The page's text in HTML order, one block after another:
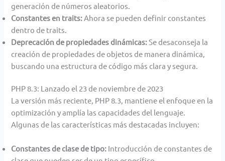
generación de números aleatorios.
Constantes en traits: Ahora se pueden definir constantes
dentro de traits.
Deprecación de propiedades dinámicas:Se desaconseja la
creación de propiedades de objetos de manera dinámica,
buscando una estructura de código más clara y segura.
PHP 8.3: Lanzado el 23 de noviembre de 2023
La versión más reciente, PHP 8.3, mantiene el enfoque en la
optimización y amplía las capacidades del lenguaje.
Algunas de las características más destacadas incluyen:
Constantes de clase de tipo: Introducción de constantes de